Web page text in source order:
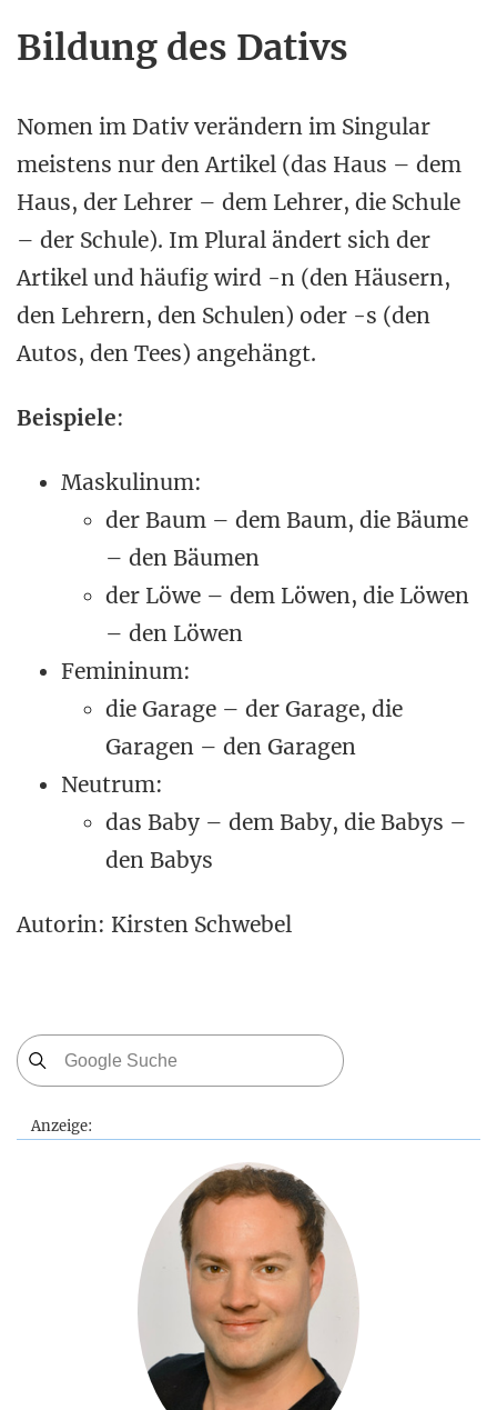
Bildung des Dativs
Nomen im Dativ verändern im Singular
meistens nur den Artikel (das Haus – dem
Haus, der Lehrer – dem Lehrer, die Schule
– der Schule). Im Plural ändert sich der
Artikel und häufig wird -n (den Häusern,
den Lehrern, den Schulen) oder -s (den
Autos, den Tees) angehängt.
Beispiele:
Maskulinum:
der Baum – dem Baum, die Bäume
– den Bäumen
der Löwe – dem Löwen, die Löwen
– den Löwen
Femininum:
die Garage – der Garage, die
Garagen – den Garagen
Neutrum:
das Baby – dem Baby, die Babys –
den Babys
Autorin: Kirsten Schwebel
Anzeige: